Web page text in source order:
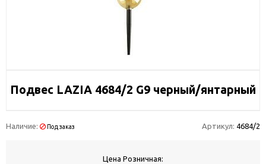
Подвес LAZIA 4684/2 G9 черный/янтарный
Наличие: Под заказ Артикул: 4684/2
Цена Розничная: